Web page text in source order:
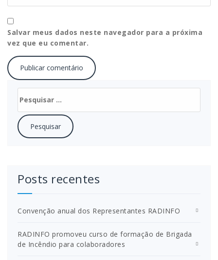
Salvar meus dados neste navegador para a próxima
vez que eu comentar.
por:
Posts recentes
Convenção anual dos Representantes RADINFO
RADINFO promoveu curso de formação de Brigada
de Incêndio para colaboradores